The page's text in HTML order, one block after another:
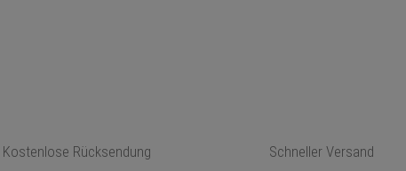
Kostenlose Rücksendung Schneller Versand